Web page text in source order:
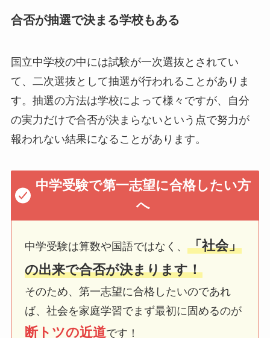
合否が抽選で決まる学校もある
国立中学校の中には試験が一次選抜とされてい
て、二次選抜として抽選が行われることがありま
す。抽選の方法は学校によって様々ですが、自分
の実力だけで合否が決まらないという点で努力が
報われない結果になることがあります。
中学受験で第一志望に合格したい方
へ
中学受験は算数や国語ではなく、「社会」
の出来で合否が決まります！
そのため、第一志望に合格したいのであれ
ば、社会を家庭学習でまず最初に固めるのが
断トツの近道です！